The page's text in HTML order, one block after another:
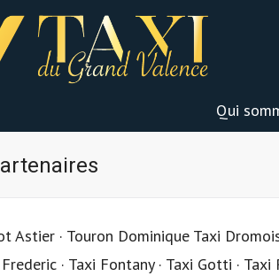
Qui
Astier · Touron Dominique Taxi
· Taxi Fontany · Taxi Gotti ·